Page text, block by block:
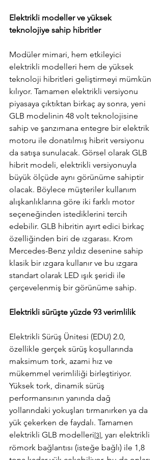
Elektrikli modeller ve yüksek
teknolojiye sahip hibritler
Modüler mimari, hem etkileyici
elektrikli modelleri hem de yüksek
teknoloji hibritleri geliştirmeyi mümkün
kılıyor. Tamamen elektrikli versiyonu
piyasaya çıktıktan birkaç ay sonra, yeni
GLB modelinin 48 volt teknolojisine
sahip ve şanzımana entegre bir elektrik
motoru ile donatılmış hibrit versiyonu
da satışa sunulacak. Görsel olarak GLB
hibrit modeli, elektrikli versiyonuyla
büyük ölçüde aynı görünüme sahiptir
olacak. Böylece müşteriler kullanım
alışkanlıklarına göre iki farklı motor
seçeneğinden istediklerini tercih
edebilir. GLB hibritin ayırt edici birkaç
özelliğinden biri de ızgarası. Krom
Mercedes-Benz yıldız desenine sahip
klasik bir ızgara kullanır ve bu ızgara
standart olarak LED ışık şeridi ile
çerçevelenmiş bir görünüme sahip.
Elektrikli sürüşte yüzde 93 verimlilik
Elektrikli Sürüş Ünitesi (EDU) 2.0,
özellikle gerçek sürüş koşullarında
maksimum tork, azami hız ve
mükemmel verimliliği birleştiriyor.
Yüksek tork, dinamik sürüş
performansının yanında dağ
yollarındaki yokuşları tırmanırken ya da
yük çekerken de faydalı. Tamamen
elektrikli GLB modelleri[3], yarı elektrikli
römork bağlantısı (isteğe bağlı) ile 1,8